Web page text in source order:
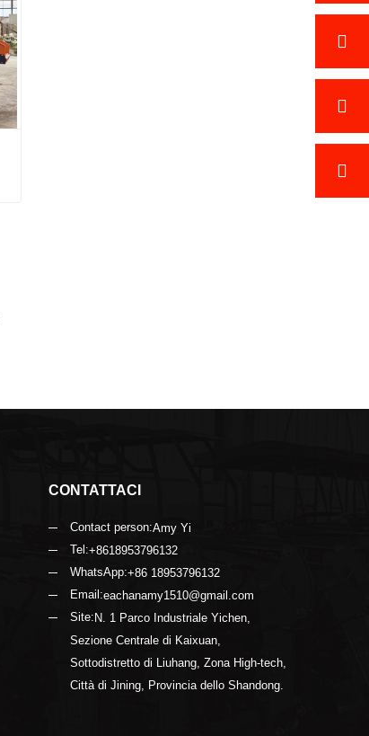
CONTATTACI
Contact person:Amy Yi
Tel:+8618953796132
WhatsApp:+86 18953796132
Email:eachanamy1510@gmail.com
Site: N. 1 Parco Industriale Yichen,
Sezione Centrale di Kaixuan,
Sottodistretto di Liuhang, Zona High-tech,
Città di Jining, Provincia dello Shandong.